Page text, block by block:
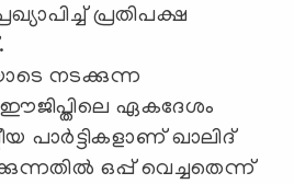
പ്രതിപക്ഷ
നടക്കുന്ന
ഏകദേശം
പാര്‍ട്ടികളാണ് ഖാലിദ്
ഒപ്പ് വെച്ചതെന്ന്